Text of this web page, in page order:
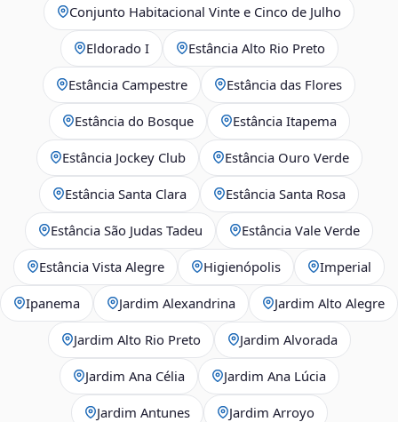
Conjunto Habitacional Vinte e Cinco de Julho
Eldorado I Estância Alto Rio Preto
Estância Campestre Estância das Flores
Estância do Bosque Estância Itapema
Estância Jockey Club Estância Ouro Verde
Estância Santa Clara Estância Santa Rosa
Estância São Judas Tadeu Estância Vale Verde
Estância Vista Alegre Higienópolis Imperial
Ipanema Jardim Alexandrina Jardim Alto Alegre
Jardim Alto Rio Preto Jardim Alvorada
Jardim Ana Célia Jardim Ana Lúcia
Jardim Antunes Jardim Arroyo